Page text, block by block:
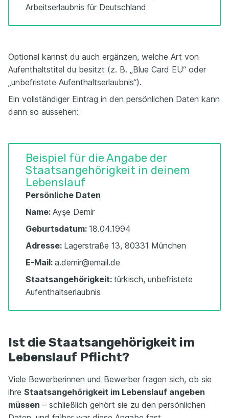
Arbeitserlaubnis für Deutschland
Optional kannst du auch ergänzen, welche Art von
Aufenthaltstitel du besitzt (z. B. „Blue Card EU“ oder
„unbefristete Aufenthaltserlaubnis“).
Ein vollständiger Eintrag in den persönlichen Daten kann
dann so aussehen:
Beispiel für die Angabe der
Staatsangehörigkeit in deinem
Lebenslauf
Persönliche Daten
Name: Ayşe Demir
Geburtsdatum: 18.04.1994
Adresse: Lagerstraße 13, 80331 München
E-Mail: a.demir@email.de
Staatsangehörigkeit: türkisch, unbefristete
Aufenthaltserlaubnis
Ist die Staatsangehörigkeit im
Lebenslauf Pflicht?
Viele Bewerberinnen und Bewerber fragen sich, ob sie
ihre Staatsangehörigkeit im Lebenslauf angeben
müssen – schließlich gehört sie zu den persönlichen